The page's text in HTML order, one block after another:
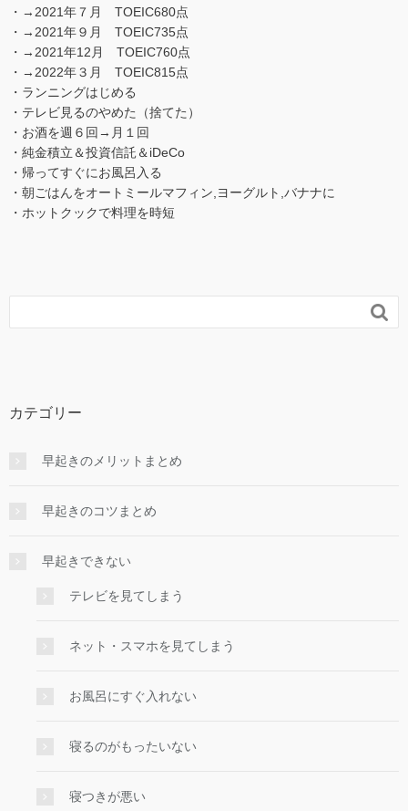
・→2021年７月 TOEIC680点
・→2021年９月 TOEIC735点
・→2021年12月 TOEIC760点
・→2022年３月 TOEIC815点
・ランニングはじめる
・テレビ見るのやめた（捨てた）
・お酒を週６回→月１回
・純金積立＆投資信託＆iDeCo
・帰ってすぐにお風呂入る
・朝ごはんをオートミールマフィン,ヨーグルト,バナナに
・ホットクックで料理を時短

カテゴリー
早起きのメリットまとめ
早起きのコツまとめ
早起きできない
テレビを見てしまう
ネット・スマホを見てしまう
お風呂にすぐ入れない
寝るのがもったいない
寝つきが悪い